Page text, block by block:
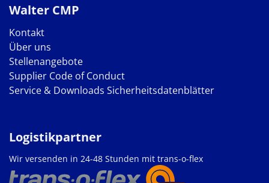
Walter CMP
Kontakt
Über uns
Stellenangebote
Supplier Code of Conduct
Service & Downloads Sicherheitsdatenblätter
Logistikpartner
Wir versenden in 24-48 Stunden mit trans-o-flex